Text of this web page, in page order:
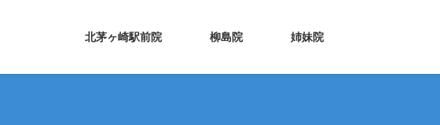
北茅ヶ崎駅前院 柳島院 姉妹院
平塚院